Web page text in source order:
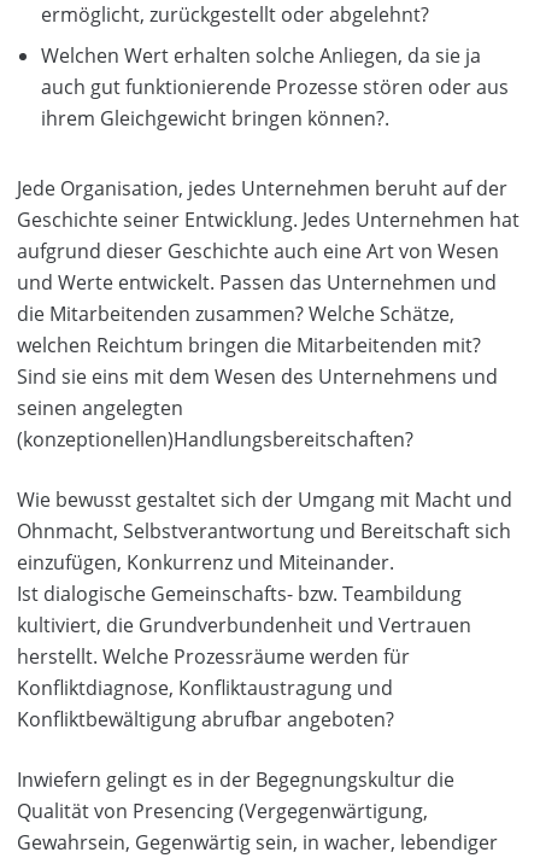
ermöglicht, zurückgestellt oder abgelehnt?
Welchen Wert erhalten solche Anliegen, da sie ja
auch gut funktionierende Prozesse stören oder aus
ihrem Gleichgewicht bringen können?.
Jede Organisation, jedes Unternehmen beruht auf der
Geschichte seiner Entwicklung. Jedes Unternehmen hat
aufgrund dieser Geschichte auch eine Art von Wesen
und Werte entwickelt. Passen das Unternehmen und
die Mitarbeitenden zusammen? Welche Schätze,
welchen Reichtum bringen die Mitarbeitenden mit?
Sind sie eins mit dem Wesen des Unternehmens und
seinen angelegten
(konzeptionellen)Handlungsbereitschaften?
Wie bewusst gestaltet sich der Umgang mit Macht und
Ohnmacht, Selbstverantwortung und Bereitschaft sich
einzufügen, Konkurrenz und Miteinander.
Ist dialogische Gemeinschafts- bzw. Teambildung
kultiviert, die Grundverbundenheit und Vertrauen
herstellt. Welche Prozessräume werden für
Konfliktdiagnose, Konfliktaustragung und
Konfliktbewältigung abrufbar angeboten?
Inwiefern gelingt es in der Begegnungskultur die
Qualität von Presencing (Vergegenwärtigung,
Gewahrsein, Gegenwärtig sein, in wacher, lebendiger